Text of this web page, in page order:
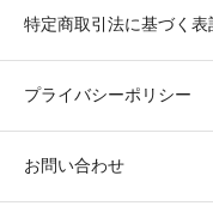
特定商取引法に基づく表
プライバシーポリシー
お問い合わせ